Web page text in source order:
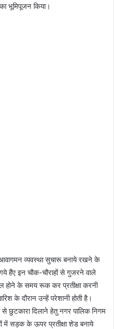
भूमिपूजन किया।
आवागमन व्यवस्था सुचारू बनाये रखने के
हैंए इन चौक-चौराहों से गुजरने वाले
होने के समय रूक कर प्रतीक्षा करनी
के दौरान उन्हें परेशानी होती है।
से छुटकारा दिलाने हेतु नगर पालिक निगम
में सड़क के ऊपर प्रतीक्षा शेड बनाये